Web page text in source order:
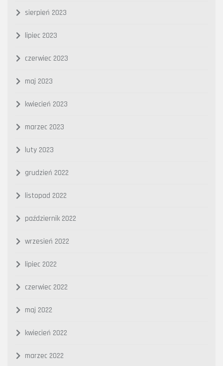
sierpień 2023
lipiec 2023
czerwiec 2023
maj 2023
kwiecień 2023
marzec 2023
luty 2023
grudzień 2022
listopad 2022
październik 2022
wrzesień 2022
lipiec 2022
czerwiec 2022
maj 2022
kwiecień 2022
marzec 2022